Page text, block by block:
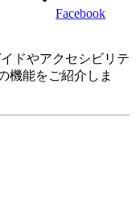
Facebook
ドやアクセシビリテ
機能をご紹介しま